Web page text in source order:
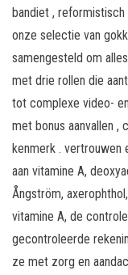
bandiet ,
onze selectie van
samengesteld om
met drie rollen die
tot complexe video-
met bonus aanvallen ,
kenmerk . vertrouwen
aan vitamine A,
Ångström,
vitamine A, de
gecontroleerde
ze met zorg en